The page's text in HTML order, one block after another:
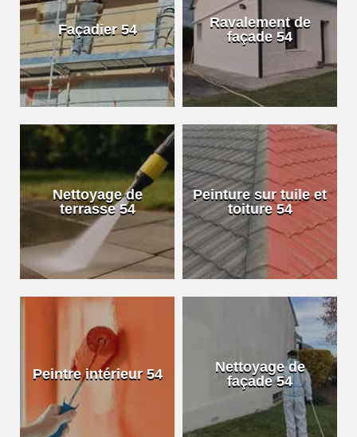
Façadier 54
Ravalement de
façade 54
Nettoyage de
terrasse 54
Peinture sur tuile et
toiture 54
Peintre intérieur 54
Nettoyage de
façade 54